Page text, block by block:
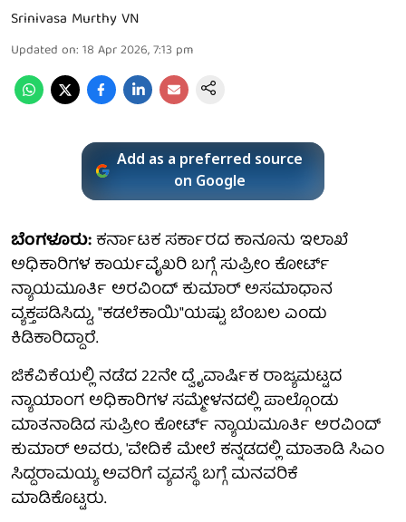
Srinivasa Murthy VN
Updated on: 18 Apr 2026, 7:13 pm
Add as a preferred source
on Google
ಬೆಂಗಳೂರು:ಕರ್ನಾಟಕ ಸರ್ಕಾರದ ಕಾನೂನು ಇಲಾಖೆ
ಅಧಿಕಾರಿಗಳ ಕಾರ್ಯವೈಖರಿ ಬಗ್ಗೆ ಸುಪ್ರೀಂ ಕೋರ್ಟ್
ನ್ಯಾಯಮೂರ್ತಿ ಅರವಿಂದ್ ಕುಮಾರ್ ಅಸಮಾಧಾನ
ವ್ಯಕ್ತಪಡಿಸಿದ್ದು, "ಕಡಲೆಕಾಯಿ"ಯಷ್ಟು ಬೆಂಬಲ ಎಂದು
ಕಿಡಿಕಾರಿದ್ದಾರೆ.
ಜಿಕೆವಿಕೆಯಲ್ಲಿ ನಡೆದ 22ನೇ ದ್ವೈವಾರ್ಷಿಕ ರಾಜ್ಯಮಟ್ಟದ
ನ್ಯಾಯಾಂಗ ಅಧಿಕಾರಿಗಳ ಸಮ್ಮೇಳನದಲ್ಲಿ ಪಾಲ್ಗೊಂಡು
ಮಾತನಾಡಿದ ಸುಪ್ರೀಂ ಕೋರ್ಟ್ ನ್ಯಾಯಮೂರ್ತಿ ಅರವಿಂದ್
ಕುಮಾರ್ ಅವರು, 'ವೇದಿಕೆ ಮೇಲೆ ಕನ್ನಡದಲ್ಲಿ ಮಾತಾಡಿ ಸಿಎಂ
ಸಿದ್ದರಾಮಯ್ಯ ಅವರಿಗೆ ವ್ಯವಸ್ಥೆ ಬಗ್ಗೆ ಮನವರಿಕೆ
ಮಾಡಿಕೊಟ್ಟರು.